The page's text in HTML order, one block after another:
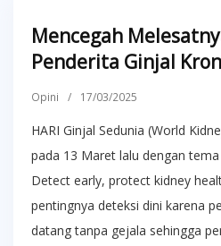
Mencegah
Penderita Ginjal
Opini / 17/03/2025
HARI Ginjal Sedunia (World
pada 13 Maret lalu dengan
Detect early, protect kidney
pentingnya deteksi dini karena
datang tanpa gejala sehingga